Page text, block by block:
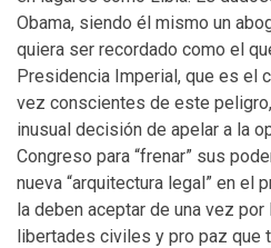
Obama, siendo él mismo un
quiera ser recordado como el
Presidencia Imperial, que es el
vez conscientes de este
inusual decisión de apelar a la
Congreso para “frenar” sus
nueva “arquitectura legal” en el
la deben aceptar de una vez
libertades civiles y pro paz que